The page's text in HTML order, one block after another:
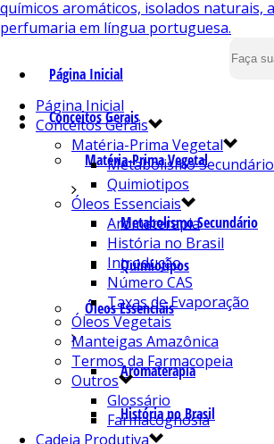
Página Inicial
Conceitos Gerais
Matéria-Prima Vegetal
Metabolismo Secundário
Quimiotipos
Óleos Essenciais
Aromaterapia
História no Brasil
Página Inicial
Conceitos Gerais
Matéria-Prima Vegetal
Metabolismo Secundário
Quimiotipos
Óleos Essenciais
Aromaterapia
História no Brasil
Introdução
Número CAS
Taxas de Evaporação
Óleos Vegetais
Manteigas Amazônica
Termos da Farmacopeia
Outros
Glossário
Farmacognosia
Cadeia Produtiva